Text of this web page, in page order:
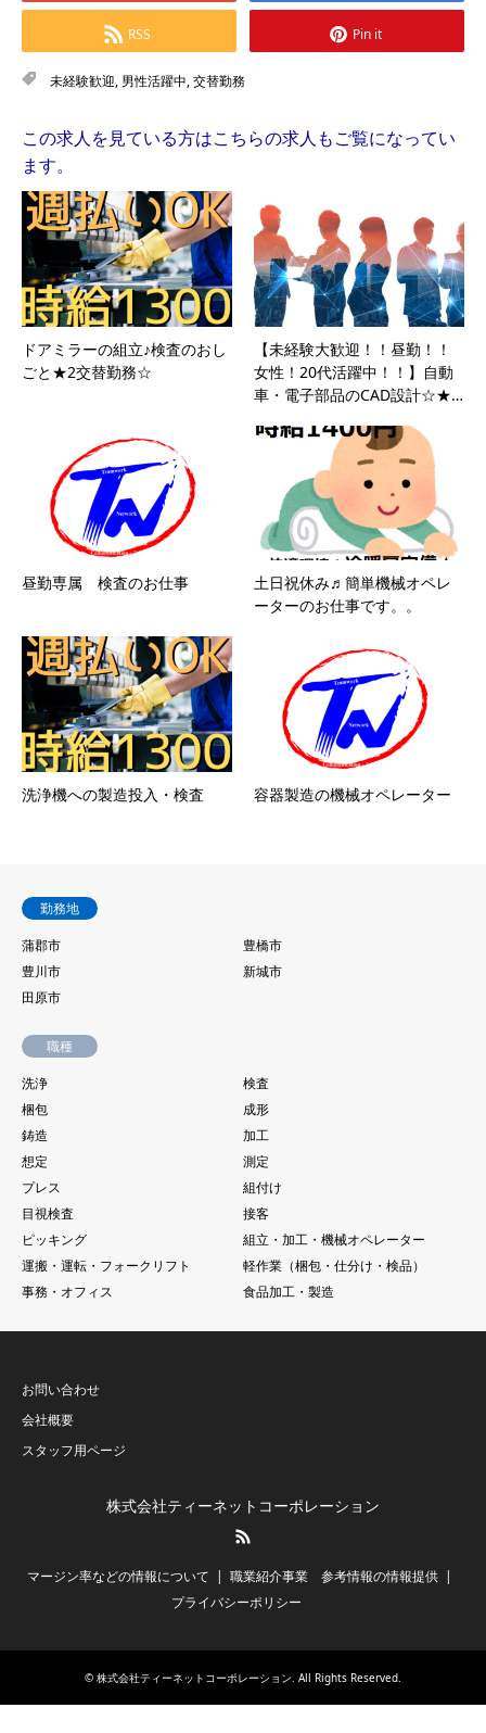
RSS Pin it
未経験歓迎, 男性活躍中,交替勤務
この求人を見ている方はこちらの求人もご覧になってい
ます。
ドアミラーの組立♪検査のおし
ごと★2交替勤務☆
【未経験大歓迎！！昼勤！！
女性！20代活躍中！！】自動
車・電子部品のCAD設計☆★…
昼勤専属 検査のお仕事
土日祝休み♬簡単機械オペレ
ーターのお仕事です。。
洗浄機への製造投入・検査 容器製造の機械オペレーター
勤務地
蒲郡市
豊橋市
豊川市
新城市
田原市
職種
洗浄
検査
梱包
成形
鋳造
加工
想定
測定
プレス
組付け
目視検査
接客
ピッキング
組立・加工・機械オペレーター
運搬・運転・フォークリフト
軽作業（梱包・仕分け・検品）
事務・オフィス
食品加工・製造
お問い合わせ
会社概要
スタッフ用ページ
株式会社ティーネットコーポレーション
マージン率などの情報について
職業紹介事業 参考情報の情報提供
プライバシーポリシー
© 株式会社ティーネットコーポレーション. All Rights Reserved.